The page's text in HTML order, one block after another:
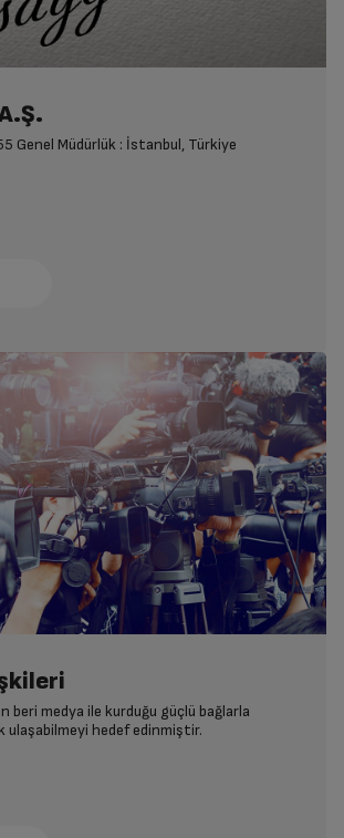
Genel Müdürlük : İstanbul, Türkiye
beri medya ile kurduğu güçlü bağlarla
ulaşabilmeyi hedef edinmiştir.